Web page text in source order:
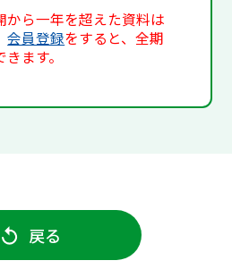
から一年を超えた資料は
会員登録をすると、全期
ます。
戻る